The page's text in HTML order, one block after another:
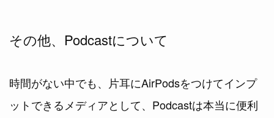
その他、Podcastについて
時間がない中でも、片耳にAirPodsをつけてインプ
ットできるメディアとして、Podcastは本当に便利